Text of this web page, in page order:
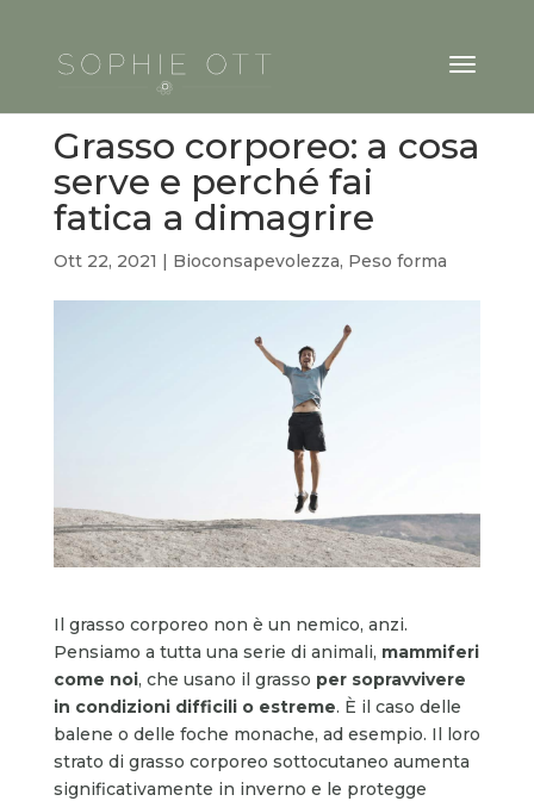
Grasso corporeo: a cosa
serve e perché fai
fatica a dimagrire
Ott 22, 2021 | Bioconsapevolezza, Peso forma
Il grasso corporeo non è un nemico, anzi.
Pensiamo a tutta una serie di animali, mammiferi
come noi, che usano il grasso per sopravvivere
in condizioni difficili o estreme. È il caso delle
balene o delle foche monache, ad esempio. Il loro
strato di grasso corporeo sottocutaneo aumenta
significativamente in inverno e le protegge